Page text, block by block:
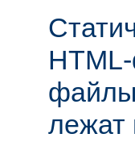
файлы
лежат